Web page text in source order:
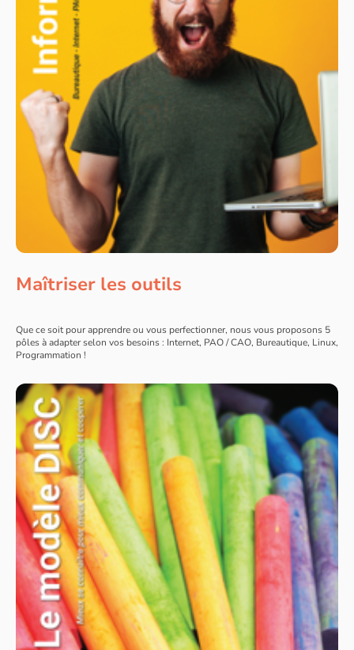
Maîtriser les outils
Que ce soit pour apprendre ou vous perfectionner, nous vous proposons 5
pôles à adapter selon vos besoins : Internet, PAO / CAO, Bureautique, Linux,
Programmation !